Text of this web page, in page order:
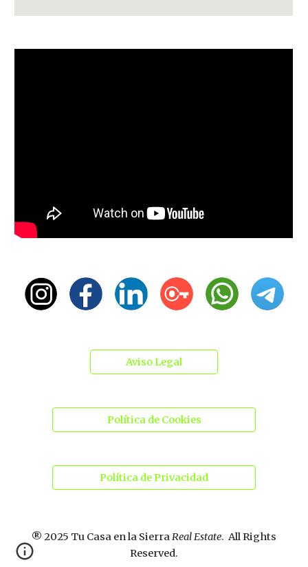
Aviso Legal
Política de Cookies
Política de Privacidad
® 2025 Tu Casa en la SierraReal Estate. All Rights
Reserved.